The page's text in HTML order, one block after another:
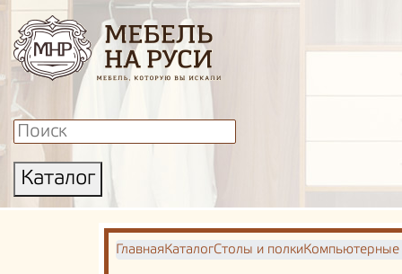
Каталог
ГлавнаяКаталогСтолы и полкиКомпьютерные